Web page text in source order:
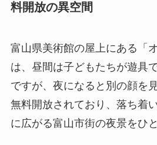
料開放の異空間
富山県美術館の屋上にある「
は、昼間は子どもたちが遊具
ですが、夜になると別の顔を
無料開放されており、落ち着
に広がる富山市街の夜景をひ